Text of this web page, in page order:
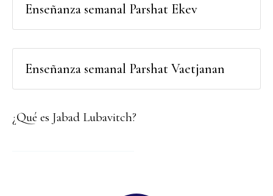
Enseñanza semanal Parshat Ekev
Enseñanza semanal Parshat Vaetjanan
¿Qué es Jabad Lubavitch?